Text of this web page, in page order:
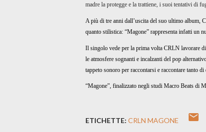
madre la protegge e la trattiene, i suoi tentativi di
A più di tre anni dall’uscita del suo ultimo album,
quanto stilistica: “Magone” rappresenta infatti un
Il singolo vede per la prima volta CRLN lavorare
le atmosfere sognanti e incalzanti del pop
tappeto sonoro per raccontarsi e raccontare tanto
“Magone”, finalizzato negli studi Macro Beats di
ETICHETTE: CRLN MAGONE